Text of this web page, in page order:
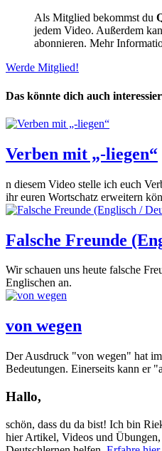
Als Mitglied bekommst du
jedem Video. Außerdem
abonnieren. Mehr
Werde Mitglied!
Das könnte dich auch
Verben mit „-liegen“
n diesem Video stelle ich euch
ihr euren Wortschatz erweitern
Falsche Freunde
Wir schauen uns heute falsche
Englischen an.
von wegen
Der Ausdruck "von wegen" hat
Bedeutungen. Einerseits kann er
Hallo,
schön, dass du da bist! Ich bin
hier Artikel, Videos und